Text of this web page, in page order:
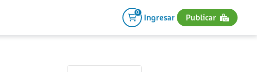
0
Ingresar Publicar